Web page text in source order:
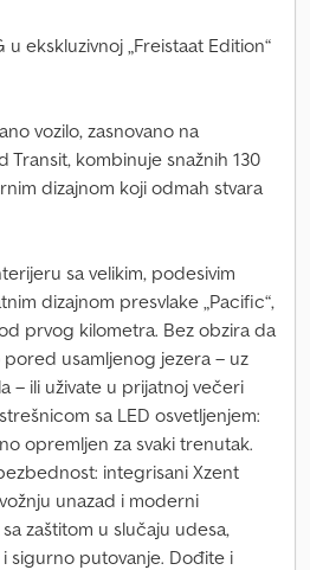
ekskluzivnoj „Freistaat Edition“
vozilo, zasnovano na
Transit, kombinuje snažnih 130
dizajnom koji odmah stvara
sa velikim, podesivim
dizajnom presvlake „Pacific“,
prvog kilometra. Bez obzira da
usamljenog jezera – uz
– ili uživate u prijatnoj večeri
sa LED osvetljenjem:
opremljen za svaki trenutak.
integrisani Xzent
unazad i moderni
zaštitom u slučaju udesa,
sigurno putovanje. Dođite i